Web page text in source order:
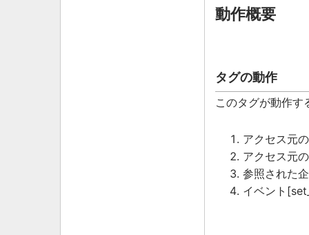
動作概要
タグの動作
このタグが動作す
アクセス元
アクセス元
参照された
イベント